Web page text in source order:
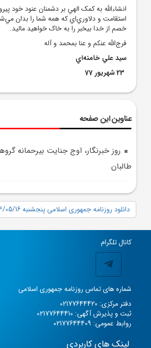
انشاء‌الله به کمک الهي بر دشمنان عنود خود
استقامت و دلاوري‌اي که همه شما را بدان
خصم از خدا بيخبر را به خاک خواهيد ماليد.
فرج‌الله عنکم و عنا بمحمد و آله
سيد علي خامنه‌اي
عناوین این صفحه
روز خبرنگار، اوج جنايت بيرحمانه
طالبان
دانلود روزنامه جمهوری اسلامی پنجشنبه 1404/05/16 شماره 13153
کانال تلگرام
شماره های تماس روزنامه جمهوری اسلامی
دفتر مرکزی: 02177644420
ثبت و پذیرش آگهی: 02177644410
روابط عمومی: 02177644409
لینک های کاربردی